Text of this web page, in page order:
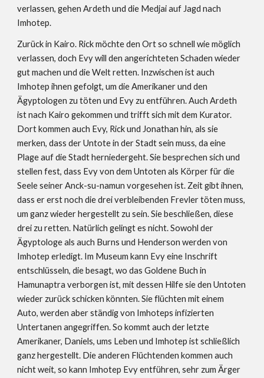
verlassen, gehen Ardeth und die Medjai auf Jagd nach
Imhotep.
Zurück in Kairo. Rick möchte den Ort so schnell wie möglich
verlassen, doch Evy will den angerichteten Schaden wieder
gut machen und die Welt retten. Inzwischen ist auch
Imhotep ihnen gefolgt, um die Amerikaner und den
Ägyptologen zu töten und Evy zu entführen. Auch Ardeth
ist nach Kairo gekommen und trifft sich mit dem Kurator.
Dort kommen auch Evy, Rick und Jonathan hin, als sie
merken, dass der Untote in der Stadt sein muss, da eine
Plage auf die Stadt herniedergeht. Sie besprechen sich und
stellen fest, dass Evy von dem Untoten als Körper für die
Seele seiner Anck-su-namun vorgesehen ist. Zeit gibt ihnen,
dass er erst noch die drei verbleibenden Frevler töten muss,
um ganz wieder hergestellt zu sein. Sie beschließen, diese
drei zu retten. Natürlich gelingt es nicht. Sowohl der
Ägyptologe als auch Burns und Henderson werden von
Imhotep erledigt. Im Museum kann Evy eine Inschrift
entschlüsseln, die besagt, wo das Goldene Buch in
Hamunaptra verborgen ist, mit dessen Hilfe sie den Untoten
wieder zurück schicken könnten. Sie flüchten mit einem
Auto, werden aber ständig von Imhoteps infizierten
Untertanen angegriffen. So kommt auch der letzte
Amerikaner, Daniels, ums Leben und Imhotep ist schließlich
ganz hergestellt. Die anderen Flüchtenden kommen auch
nicht weit, so kann Imhotep Evy entführen, sehr zum Ärger